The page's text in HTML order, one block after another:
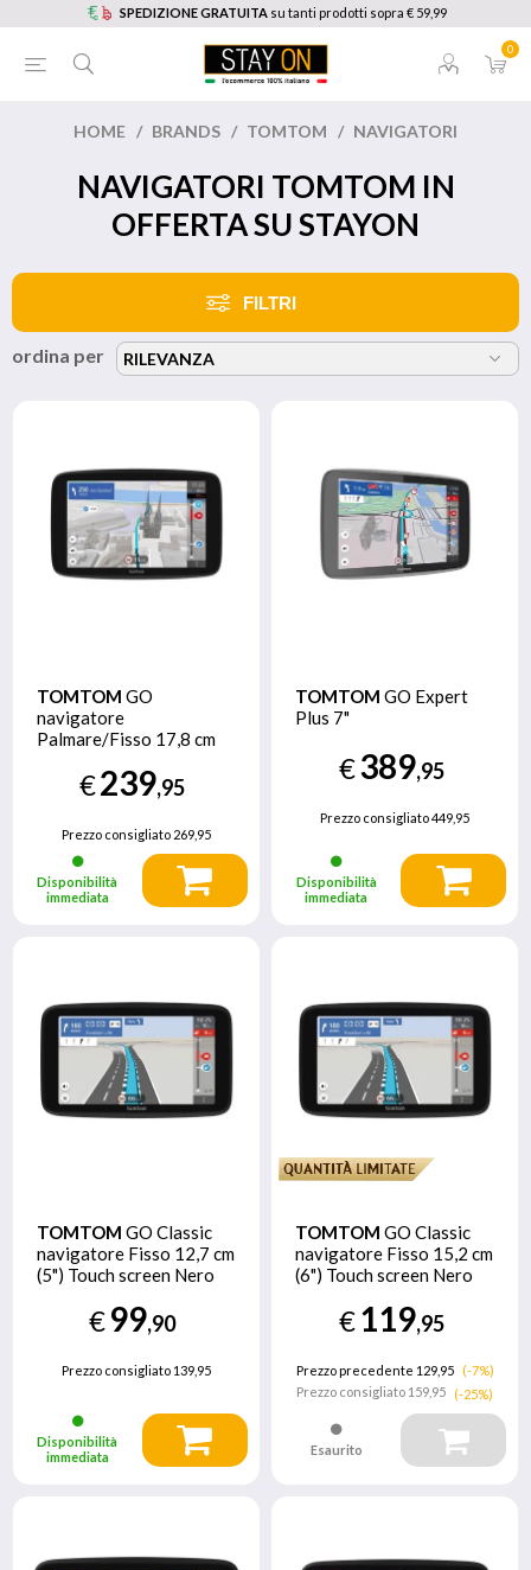
SPEDIZIONE GRATUITA su tanti prodotti sopra € 59,99
0
HOME / BRANDS / TOMTOM / NAVIGATORI
NAVIGATORI TOMTOM IN
OFFERTA SU STAYON
FILTRI
ordina per
TOMTOM GO
navigatore
Palmare/Fisso 17,8 cm
€239,95
Prezzo consigliato269,95
Disponibilità
immediata
TOMTOM GO Expert
Plus 7"
€389,95
Prezzo consigliato449,95
Disponibilità
immediata
TOMTOM GO Classic
navigatore Fisso 12,7 cm
(5") Touch screen Nero
€99,90
Prezzo consigliato139,95
Disponibilità
immediata
TOMTOM GO Classic
navigatore Fisso 15,2 cm
(6") Touch screen Nero
€119,95
Prezzo precedente 129,95
(-7%)
Prezzo consigliato 159,95 (-25%)
Esaurito